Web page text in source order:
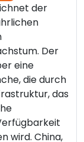
der
Der
eine
die durch
das
wird. China,